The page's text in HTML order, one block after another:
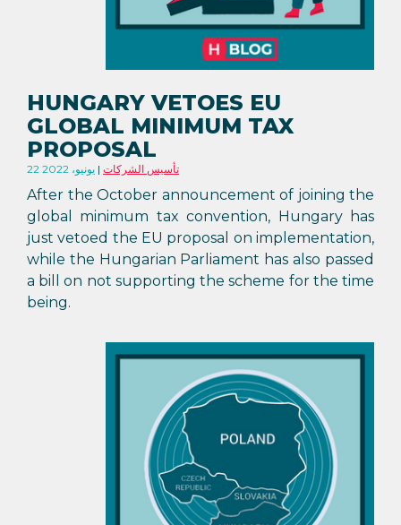
HUNGARY VETOES EU
GLOBAL MINIMUM TAX
PROPOSAL
22 يونيو، 2022 تأسيس الشركات
After the October announcement of joining the
global minimum tax convention, Hungary has
just vetoed the EU proposal on implementation,
while the Hungarian Parliament has also passed
a bill on not supporting the scheme for the time
being.